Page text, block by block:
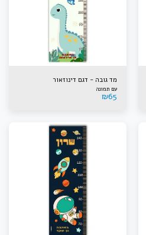
מד גובה - דגם דינוזאור
עם תמונה
₪65